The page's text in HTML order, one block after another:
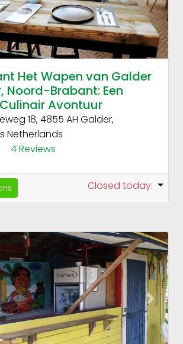
Het Wapen van Galder
Noord-Brabant: Een
Avontuur
18, 4855 AH Galder,
Netherlands
4 Reviews
Closed today:
Next